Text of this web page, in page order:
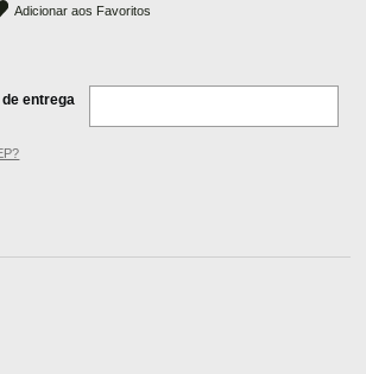
Adicionar aos Favoritos
entrega